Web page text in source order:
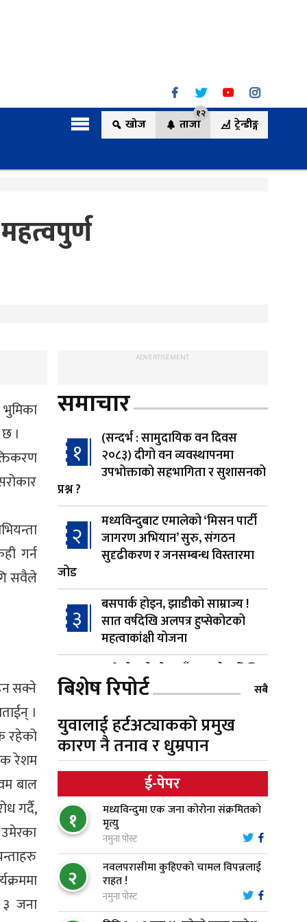
खोज ताजा
१२
ट्रेन्डीङ्ग
।
गर्न
सवैले
सक्ने
।
रहेको
रेशम
बाल
गर्दै,
जना
ADVERTISEMENT
समाचार
१
(सन्दर्भ : सामुदायिक वन दिवस
२०८३) दीगो वन व्यवस्थापनमा
उपभोक्ताको सहभागिता र सुशासनको
प्रश्न ?
२
मध्यविन्दुबाट एमालेको ‘मिसन पार्टी
जागरण अभियान’ सुरु, संगठन
सुदृढीकरण र जनसम्बन्ध विस्तारमा
जोड
३
बसपार्क होइन, झाडीको साम्राज्य !
सात वर्षदेखि अलपत्र हुप्सेकोटको
महत्वाकांक्षी योजना
४
हुप्सेकोटको मोहनडाँडामा नौ वर्षदेखि
खोप केन्द्र बन्द, स्वास्थ्य सेवा अझै
५ हाम्रो चेतना, नेतृत्व, सभ्यता र भविष्य
६
गैँडाको आतंकः बगुवनमा किसानको
धानबाली नष्ट, क्षतिपूर्तिको माग
७
स्थापनाको एक दशकपछि विनयी
त्रिवेणीको आफ्नै प्रशासकीय भवनको
शिलान्यास
बिशेष रिपोर्ट सबै
युवालाई हर्टअट्याकको प्रमुख
कारण नै तनाव र धुम्रपान
ई-पेपर
१ मध्यविन्दुमा एक जना कोरोना संक्रमितको
मृत्यु
नमुना पोस्ट
२ नवलपरासीमा कुहिएको चामल विपन्नलाई
राहत !
नमुना पोस्ट